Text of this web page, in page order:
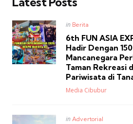
Posted
in
in Berita
6th FUN ASIA
Hadir Dengan
Mancanegara
Taman Rekreasi
Pariwisata di
Posted
Media Cibubur
Posted
in Advertorial